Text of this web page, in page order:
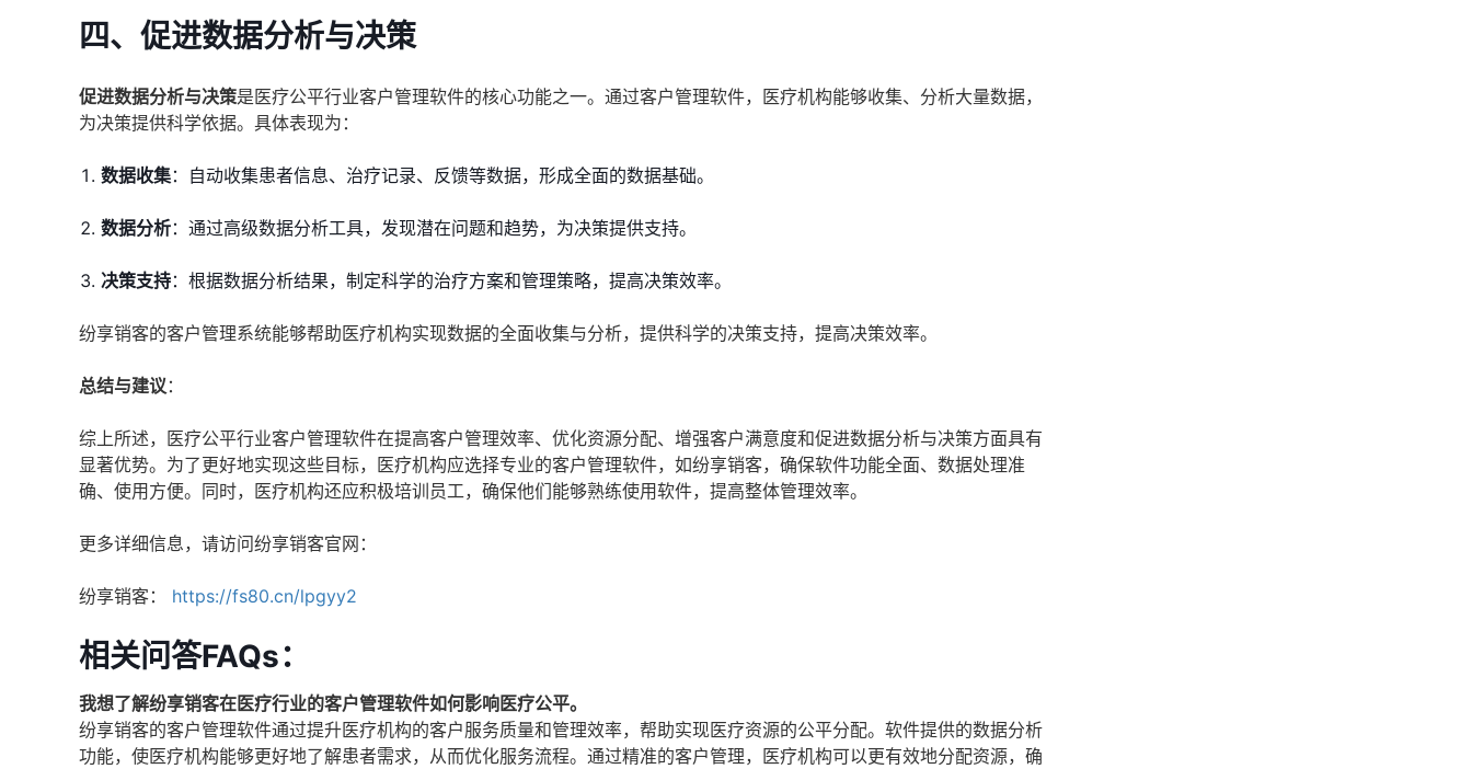
四、促进数据分析与决策
促进数据分析与决策是医疗公平行业客户管理软件的核心功能之一。通过客户管理软件，医疗机构能够收集、分析大量数据，
为决策提供科学依据。具体表现为：
数据收集：自动收集患者信息、治疗记录、反馈等数据，形成全面的数据基础。
数据分析：通过高级数据分析工具，发现潜在问题和趋势，为决策提供支持。
决策支持：根据数据分析结果，制定科学的治疗方案和管理策略，提高决策效率。
纷享销客的客户管理系统能够帮助医疗机构实现数据的全面收集与分析，提供科学的决策支持，提高决策效率。
总结与建议：
综上所述，医疗公平行业客户管理软件在提高客户管理效率、优化资源分配、增强客户满意度和促进数据分析与决策方面具有
显著优势。为了更好地实现这些目标，医疗机构应选择专业的客户管理软件，如纷享销客，确保软件功能全面、数据处理准
确、使用方便。同时，医疗机构还应积极培训员工，确保他们能够熟练使用软件，提高整体管理效率。
更多详细信息，请访问纷享销客官网：
纷享销客： https://fs80.cn/lpgyy2
相关问答FAQs：
我想了解纷享销客在医疗行业的客户管理软件如何影响医疗公平。
纷享销客的客户管理软件通过提升医疗机构的客户服务质量和管理效率，帮助实现医疗资源的公平分配。软件提供的数据分析
功能，使医疗机构能够更好地了解患者需求，从而优化服务流程。通过精准的客户管理，医疗机构可以更有效地分配资源，确